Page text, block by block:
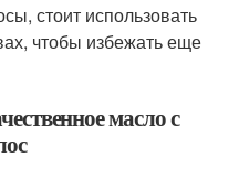
стоит использовать
чтобы избежать еще
масло с